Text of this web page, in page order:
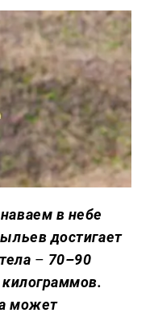
в небе
достигает
– 70–90
может